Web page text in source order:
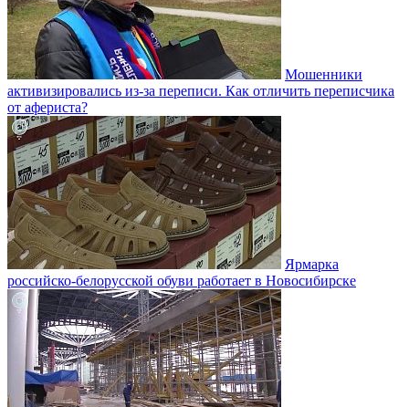
Мошенники
активизировались из-за переписи. Как отличить переписчика
от афериста?
Ярмарка
российско-белорусской обуви работает в Новосибирске